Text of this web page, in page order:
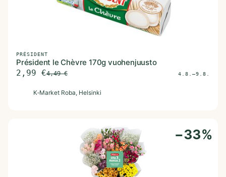
PRÉSIDENT
Président le Chèvre 170g vuohenjuusto
2,99 €4,49€ 4.8.–9.8.
K‑Market Roba, Helsinki
−33%